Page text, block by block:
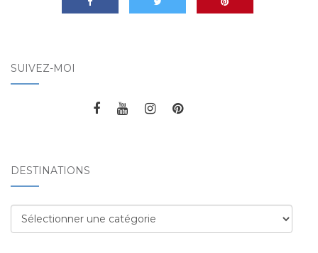
SUIVEZ-MOI
DESTINATIONS
Destinations